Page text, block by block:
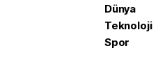
Dünya
Teknoloji
Spor